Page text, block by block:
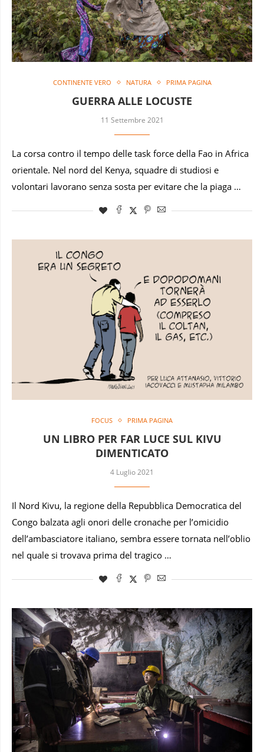
CONTINENTE VERO NATURA PRIMA PAGINA
GUERRA ALLE LOCUSTE
11 Settembre 2021
La corsa contro il tempo delle task force della Fao in Africa
orientale. Nel nord del Kenya, squadre di studiosi e
volontari lavorano senza sosta per evitare che la piaga …
FOCUS PRIMA PAGINA
UN LIBRO PER FAR LUCE SUL KIVU
DIMENTICATO
4 Luglio 2021
Il Nord Kivu, la regione della Repubblica Democratica del
Congo balzata agli onori delle cronache per l’omicidio
dell’ambasciatore italiano, sembra essere tornata nell’oblio
nel quale si trovava prima del tragico …